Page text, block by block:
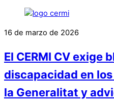
16 de marzo de 2026
El CERMI CV exige
discapacidad en
la Generalitat y